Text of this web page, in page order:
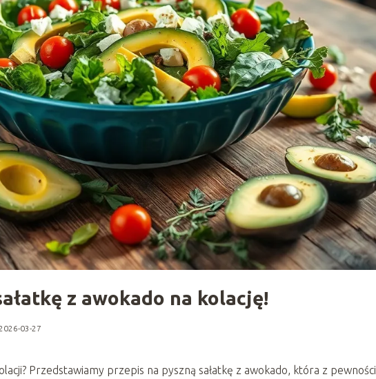
z awokado na kolację!
03-27
Przedstawiamy przepis na pyszną sałatkę z awokado, która z